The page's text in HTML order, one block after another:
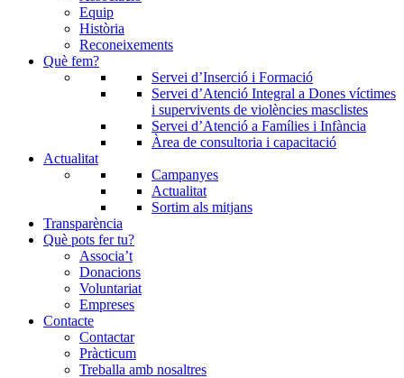
Equip
Història
Reconeixements
Què fem?
Servei d’Inserció i Formació
Servei d’Atenció Integral a Dones víctimes
i supervivents de violències masclistes
Servei d’Atenció a Famílies i Infància
Àrea de consultoria i capacitació
Actualitat
Campanyes
Actualitat
Sortim als mitjans
Transparència
Què pots fer tu?
Associa’t
Donacions
Voluntariat
Empreses
Contacte
Contactar
Pràcticum
Treballa amb nosaltres